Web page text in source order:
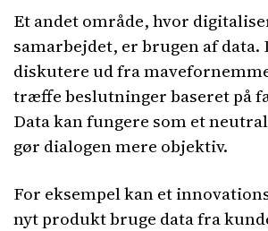
Et andet område, hvor
samarbejdet, er brugen af data.
diskutere ud fra
træffe beslutninger baseret på
Data kan fungere som et
gør dialogen mere objektiv.
For eksempel kan et
nyt produkt bruge data fra